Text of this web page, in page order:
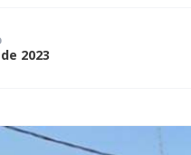
2023